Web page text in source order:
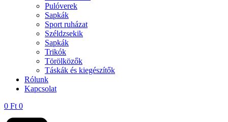
Pulóverek
Sapkák
Sport ruházat
Széldzsekik
Sapkák
Trikók
Törölközők
Táskák és kiegészítők
Rólunk
Kapcsolat
0 Ft 0